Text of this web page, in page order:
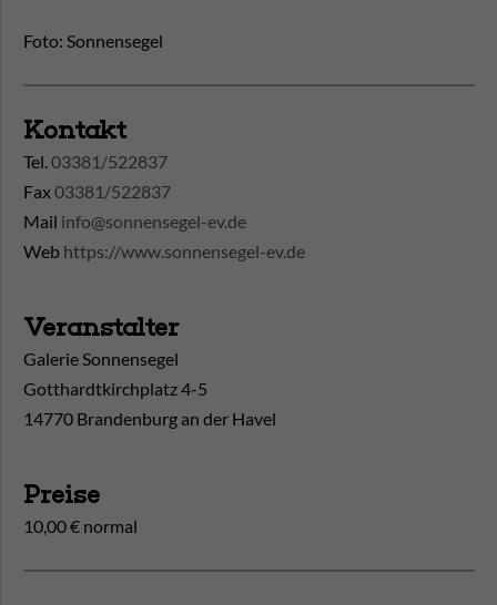
Foto: Sonnensegel
Kontakt
Tel.03381/522837
Fax03381/522837
Mail info@sonnensegel-ev.de
Web https://www.sonnensegel-ev.de
Veranstalter
Galerie Sonnensegel
Gotthardtkirchplatz 4-5
14770 Brandenburg an der Havel
Preise
10,00 € normal